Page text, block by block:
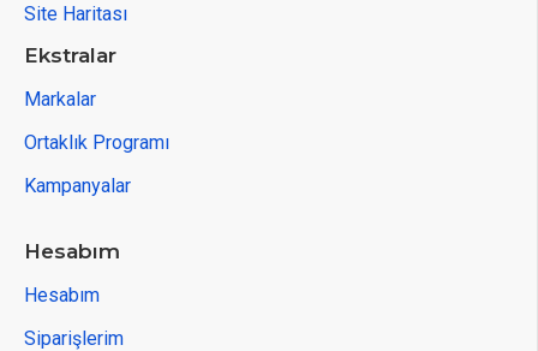
Site Haritası
Ekstralar
Markalar
Ortaklık Programı
Kampanyalar
Hesabım
Hesabım
Siparişlerim